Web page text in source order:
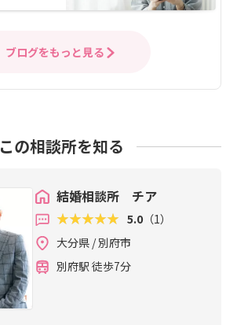
ブログをもっと見る
この相談所を知る
結婚相談所 チア
5.0 （1）
大分県 / 別府市
別府駅 徒歩7分